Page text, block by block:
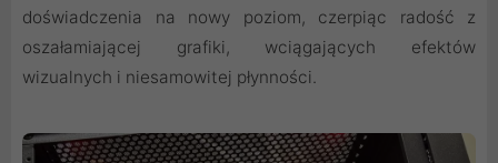
doświadczenia na nowy poziom, czerpiąc radość z
oszałamiającej grafiki, wciągających efektów
wizualnych i niesamowitej płynności.